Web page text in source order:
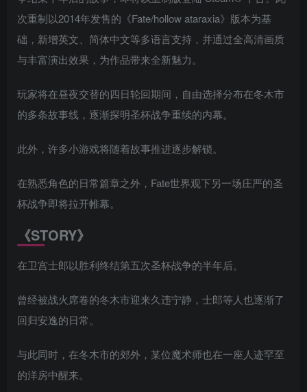
次重制以2014年发售的《Fate/hollow ataraxia》版本为基
础，新增英文、简体中文等多语言支持，并通过全高清画质
与丰富演出效果，为作品带来全新魅力。
玩家将在昼夜交替的四日轮回期间，自由选择分布在冬木市
的多条故事线，逐渐探明圣杯战争重续的内幕。
此外，许多小游戏将随着故事推进逐步解锁。
在熟悉角色的日常篇章之外，Fate世界观下另一场庄严的圣
杯战争即将拉开帷幕。
《STORY》
在卫宫士郎以胜利终结第五次圣杯战争的半年后。
曾经被战火席卷的冬木市迎来久违宁静，士郎等人也逐渐了
回归安逸的日常。
与此同时，在冬木市的郊外，某位魔术师也在一座人迹罕至
的洋房中醒来。